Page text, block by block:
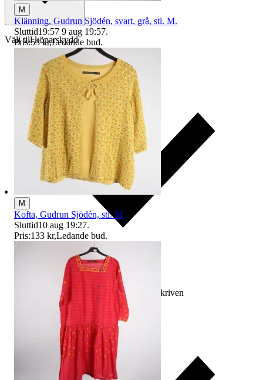
Välj till köparskydd
Ersättning om varan inte är som beskriven
M
Klänning, Gudrun Sjödén, svart, grå, stl. M.
Sluttid19:57 9 aug 19:57.
Pris:53 kr,Ledande bud.
M
Kofta, Gudrun Sjödén, stl. M
Sluttid10 aug 19:27.
Pris:133 kr,Ledande bud.